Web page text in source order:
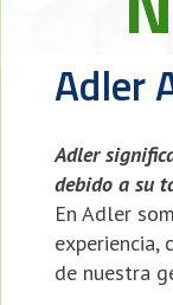
Adler
Adler
debido a su
En Adler
experiencia,
de nuestra